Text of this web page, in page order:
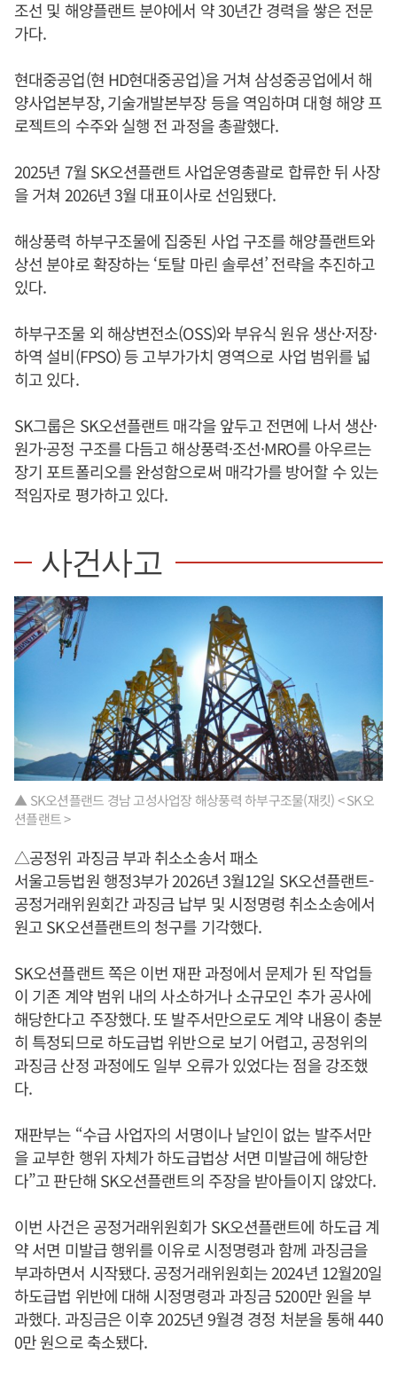
조선 및 해양플랜트 분야에서 약 30년간 경력을 쌓은 전문
가다.
현대중공업(현 HD현대중공업)을 거쳐 삼성중공업에서 해
양사업본부장, 기술개발본부장 등을 역임하며 대형 해양 프
로젝트의 수주와 실행 전 과정을 총괄했다.
2025년 7월 SK오션플랜트 사업운영총괄로 합류한 뒤 사장
을 거쳐 2026년 3월 대표이사로 선임됐다.
해상풍력 하부구조물에 집중된 사업 구조를 해양플랜트와
상선 분야로 확장하는 ‘토탈 마린 솔루션’ 전략을 추진하고
있다.
하부구조물 외 해상변전소(OSS)와 부유식 원유 생산·저장·
하역 설비(FPSO) 등 고부가가치 영역으로 사업 범위를 넓
히고 있다.
SK그룹은 SK오션플랜트 매각을 앞두고 전면에 나서 생산·
원가·공정 구조를 다듬고 해상풍력·조선·MRO를 아우르는
장기 포트폴리오를 완성함으로써 매각가를 방어할 수 있는
적임자로 평가하고 있다.
사건사고
▲ SK오션플랜드 경남 고성사업장 해상풍력 하부구조물(재킷) < SK오
션플랜트 >
△공정위 과징금 부과 취소소송서 패소
서울고등법원 행정3부가 2026년 3월12일 SK오션플랜트-
공정거래위원회간 과징금 납부 및 시정명령 취소소송에서
원고 SK오션플랜트의 청구를 기각했다.
SK오션플랜트 쪽은 이번 재판 과정에서 문제가 된 작업들
이 기존 계약 범위 내의 사소하거나 소규모인 추가 공사에
해당한다고 주장했다. 또 발주서만으로도 계약 내용이 충분
히 특정되므로 하도급법 위반으로 보기 어렵고, 공정위의
과징금 산정 과정에도 일부 오류가 있었다는 점을 강조했
다.
재판부는 “수급 사업자의 서명이나 날인이 없는 발주서만
을 교부한 행위 자체가 하도급법상 서면 미발급에 해당한
다”고 판단해 SK오션플랜트의 주장을 받아들이지 않았다.
이번 사건은 공정거래위원회가 SK오션플랜트에 하도급 계
약 서면 미발급 행위를 이유로 시정명령과 함께 과징금을
부과하면서 시작됐다. 공정거래위원회는 2024년 12월20일
하도급법 위반에 대해 시정명령과 과징금 5200만 원을 부
과했다. 과징금은 이후 2025년 9월경 경정 처분을 통해 440
0만 원으로 축소됐다.